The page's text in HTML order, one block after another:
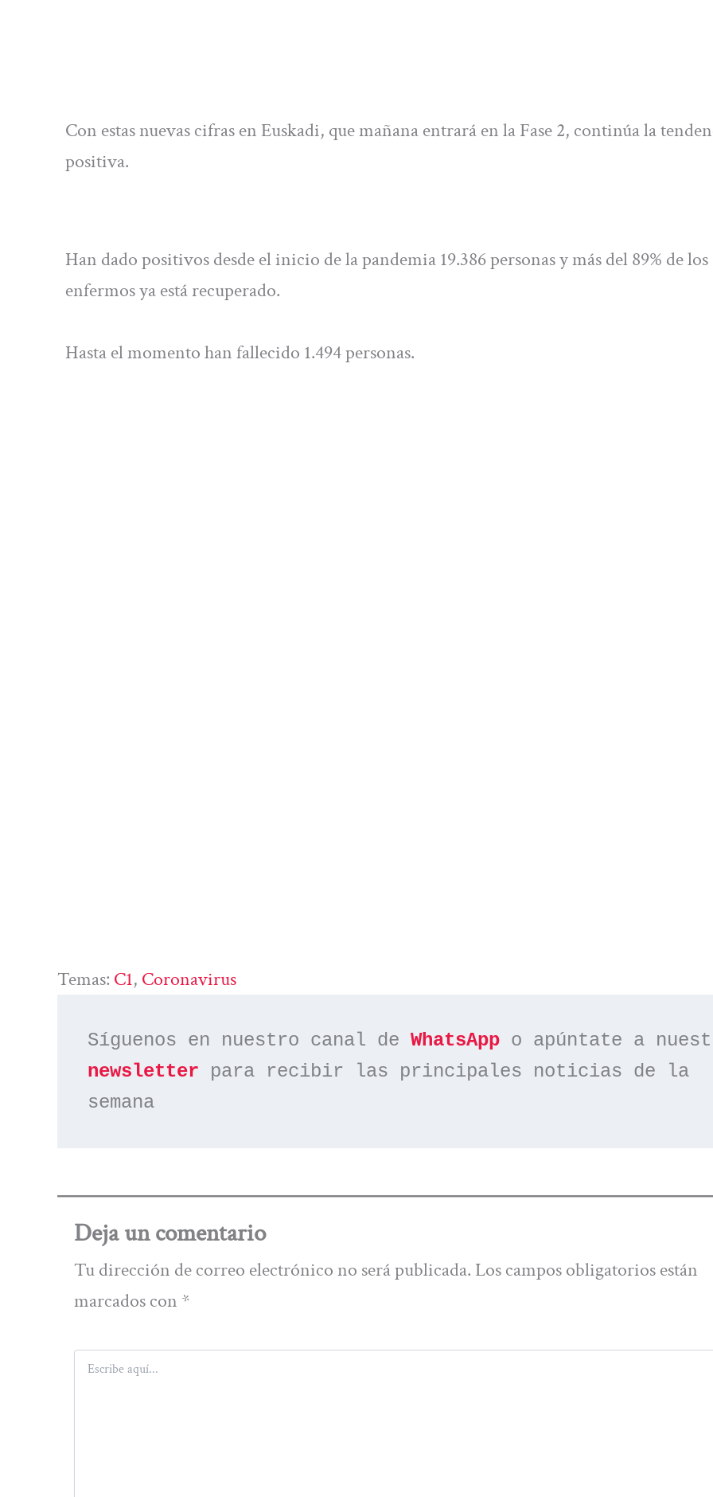
Con estas nuevas cifras en Euskadi, que mañana entrará en la Fase 2, continúa la
positiva.
Han dado positivos desde el inicio de la pandemia 19.386 personas y más del 89% de los
enfermos ya está recuperado.
Hasta el momento han fallecido 1.494 personas.
Temas: C1, Coronavirus
Síguenos en nuestro canal de WhatsApp
newsletter para recibir las principales noticias de la
semana
Deja un comentario
Tu dirección de correo electrónico no será publicada. Los campos obligatorios están
marcados con *
Escribe
aquí...